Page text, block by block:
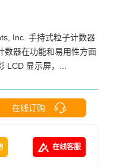
Inc. 手持式粒子计数器
数器在功能和易用性方面
LCD 显示屏，...
在线订购
在线客服